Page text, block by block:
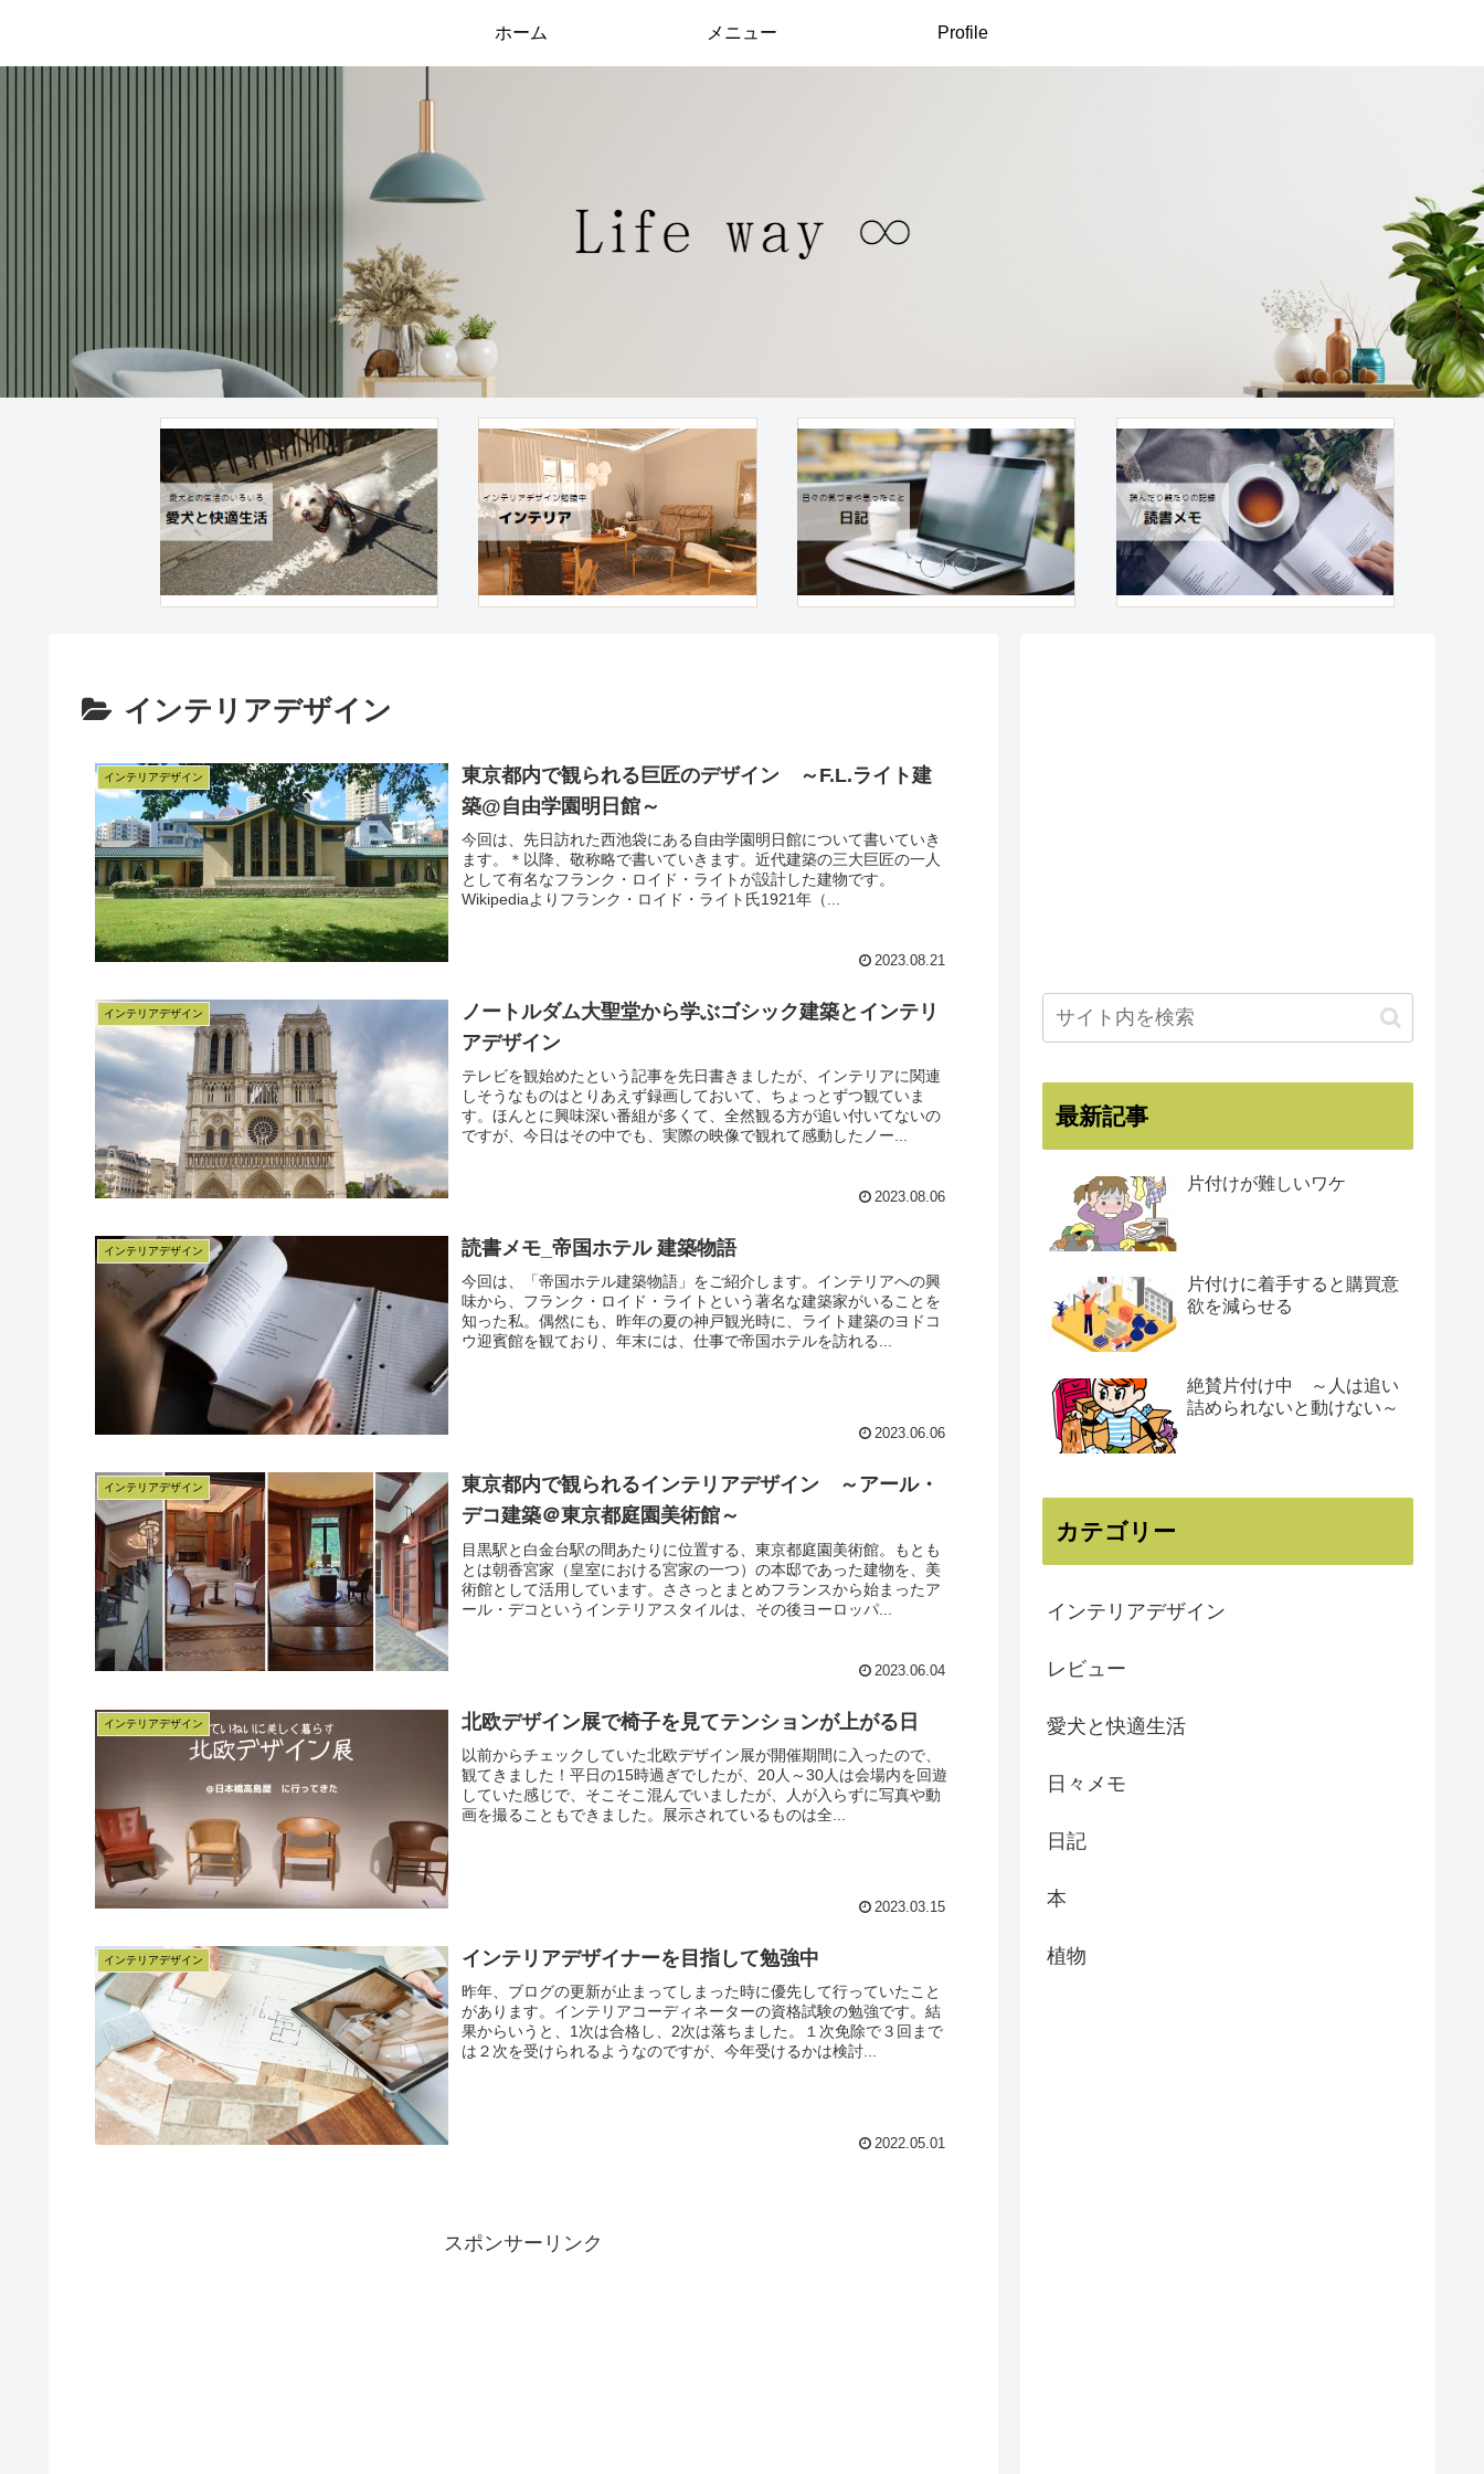
ホーム メニュー Profile
インテリアデザイン
インテリアデザイン
東京都内で観られる巨匠のデザイン ～F.L.ライト建
築@自由学園明日館～
今回は、先日訪れた西池袋にある自由学園明日館について書いていき
ます。＊以降、敬称略で書いていきます。近代建築の三大巨匠の一人
として有名なフランク・ロイド・ライトが設計した建物です。
Wikipediaよりフランク・ロイド・ライト氏1921年（...
2023.08.21
インテリアデザイン
ノートルダム大聖堂から学ぶゴシック建築とインテリ
アデザイン
テレビを観始めたという記事を先日書きましたが、インテリアに関連
しそうなものはとりあえず録画しておいて、ちょっとずつ観ていま
す。ほんとに興味深い番組が多くて、全然観る方が追い付いてないの
ですが、今日はその中でも、実際の映像で観れて感動したノー...
2023.08.06
インテリアデザイン 読書メモ_帝国ホテル 建築物語
今回は、「帝国ホテル建築物語」をご紹介します。インテリアへの興
味から、フランク・ロイド・ライトという著名な建築家がいることを
知った私。偶然にも、昨年の夏の神戸観光時に、ライト建築のヨドコ
ウ迎賓館を観ており、年末には、仕事で帝国ホテルを訪れる...
2023.06.06
インテリアデザイン
東京都内で観られるインテリアデザイン ～アール・
デコ建築＠東京都庭園美術館～
目黒駅と白金台駅の間あたりに位置する、東京都庭園美術館。もとも
とは朝香宮家（皇室における宮家の一つ）の本邸であった建物を、美
術館として活用しています。ささっとまとめフランスから始まったア
ール・デコというインテリアスタイルは、その後ヨーロッパ...
2023.06.04
インテリアデザイン 北欧デザイン展で椅子を見てテンションが上がる日
以前からチェックしていた北欧デザイン展が開催期間に入ったので、
観てきました！平日の15時過ぎでしたが、20人～30人は会場内を回遊
していた感じで、そこそこ混んでいましたが、人が入らずに写真や動
画を撮ることもできました。展示されているものは全...
2023.03.15
インテリアデザイン インテリアデザイナーを目指して勉強中
昨年、ブログの更新が止まってしまった時に優先して行っていたこと
があります。インテリアコーディネーターの資格試験の勉強です。結
果からいうと、1次は合格し、2次は落ちました。１次免除で３回まで
は２次を受けられるようなのですが、今年受けるかは検討...
2022.05.01
スポンサーリンク
最新記事
片付けが難しいワケ
片付けに着手すると購買意
欲を減らせる
絶賛片付け中 ～人は追い
詰められないと動けない～
カテゴリー
インテリアデザイン
レビュー
愛犬と快適生活
日々メモ
日記
本
植物